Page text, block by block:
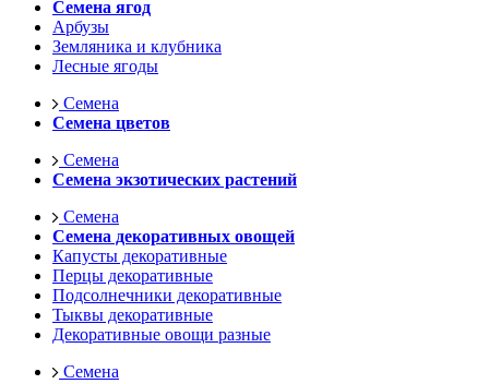
Семена ягод
Арбузы
Земляника и клубника
Лесные ягоды
Семена
Семена цветов
Семена
Семена экзотических растений
Семена
Семена декоративных овощей
Капусты декоративные
Перцы декоративные
Подсолнечники декоративные
Тыквы декоративные
Декоративные овощи разные
Семена